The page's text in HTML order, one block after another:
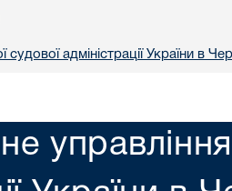
адміністрації України в